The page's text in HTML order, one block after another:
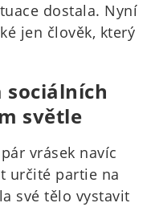
dostala. Nyní
jen člověk, který
sociálních
světle
vrásek navíc
určité partie na
své tělo vystavit